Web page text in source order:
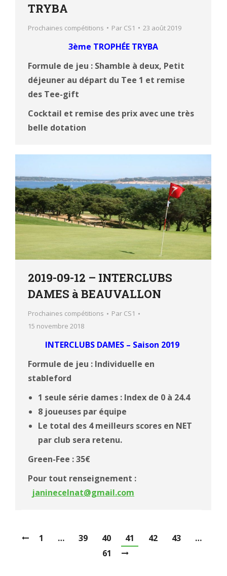
TRYBA
Prochaines compétitions Par CS1 23 août 2019
3ème TROPHÉE TRYBA
Formule de jeu : Shamble à deux, Petit
déjeuner au départ du Tee 1 et remise
des Tee-gift
Cocktail et remise des prix avec une très
belle dotation
2019-09-12 – INTERCLUBS
DAMES à BEAUVALLON
Prochaines compétitions Par CS1
15 novembre 2018
INTERCLUBS DAMES – Saison 2019
Formule de jeu : Individuelle en
stableford
1 seule série dames : Index de 0 à 24.4
8 joueuses par équipe
Le total des 4 meilleurs scores en NET
par club sera retenu.
Green-Fee : 35€
Pour tout renseignement :
janinecelnat@gmail.com
1 … 39 40 41 42 43
…
61